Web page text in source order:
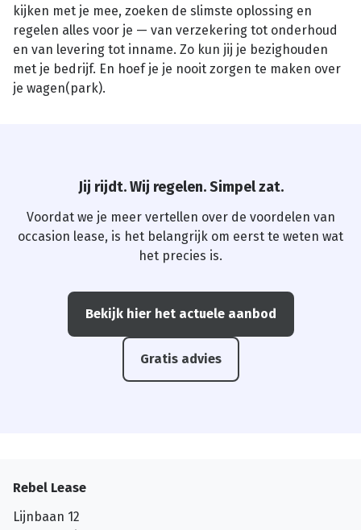
kijken met je mee, zoeken de slimste oplossing en
regelen alles voor je — van verzekering tot onderhoud
en van levering tot inname. Zo kun jij je bezighouden
met je bedrijf. En hoef je je nooit zorgen te maken over
je wagen(park).
Jij rijdt. Wij regelen. Simpel zat.
Voordat we je meer vertellen over de voordelen van
occasion lease, is het belangrijk om eerst te weten wat
het precies is.
Bekijk hier het actuele aanbod
Gratis advies
Rebel Lease
Lijnbaan 12